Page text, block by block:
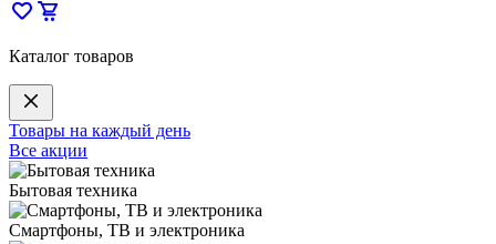
Каталог товаров
Товары на каждый день
Все акции
Бытовая техника
Смартфоны, ТВ и электроника